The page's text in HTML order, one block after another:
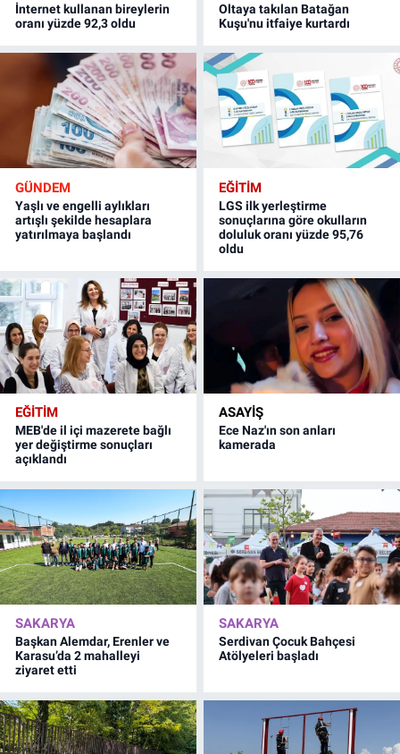
İnternet kullanan bireylerin
oranı yüzde 92,3 oldu
Oltaya takılan Batağan
Kuşu'nu itfaiye kurtardı
GÜNDEM
Yaşlı ve engelli aylıkları
artışlı şekilde hesaplara
yatırılmaya başlandı
EĞİTİM
LGS ilk yerleştirme
sonuçlarına göre okulların
doluluk oranı yüzde 95,76
oldu
EĞİTİM
MEB'de il içi mazerete bağlı
yer değiştirme sonuçları
açıklandı
ASAYİŞ
Ece Naz'ın son anları
kamerada
SAKARYA
Başkan Alemdar, Erenler ve
Karasu’da 2 mahalleyi
ziyaret etti
SAKARYA
Serdivan Çocuk Bahçesi
Atölyeleri başladı